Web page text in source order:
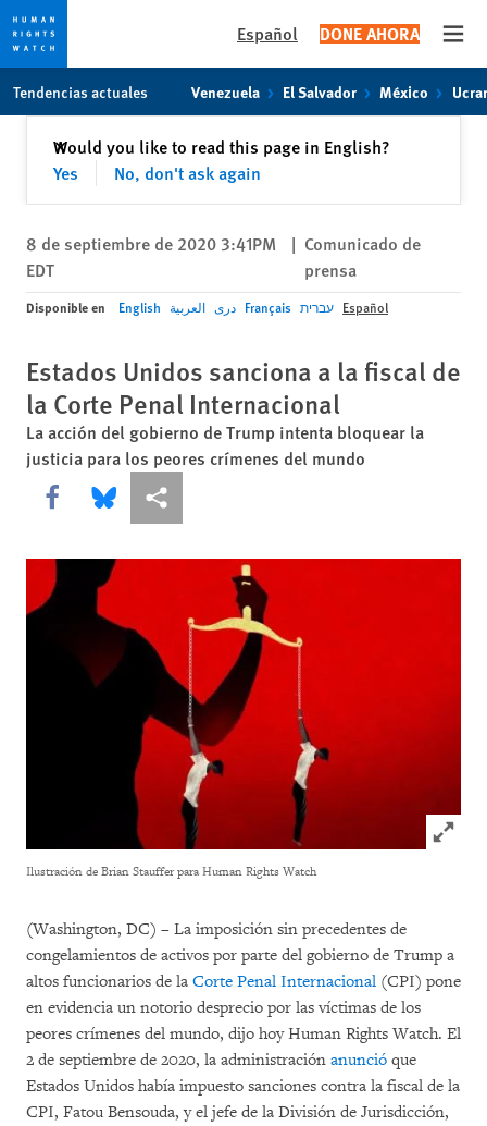
content
Español DONE AHORA
Tendencias actuales Venezuela El Salvador México
Would you like to read this page in English?
Yes
No, don't ask again
✕Cerrar
8 de septiembre de 2020 3:41PM
EDT
| Comunicado de
prensa
Disponible en English العربية دری Français עברית Español
Estados Unidos sanciona a la fiscal de
la Corte Penal Internacional
La acción del gobierno de Trump intenta bloquear la
justicia para los peores crímenes del mundo
Share this via Facebook
Share this via Bluesky
Share this via Compartir
Click
Ilustración de Brian Stauffer para Human Rights Watch
(Washington, DC) – La imposición sin precedentes de
congelamientos de activos por parte del gobierno de Trump a
altos funcionarios de la Corte Penal Internacional (CPI) pone
en evidencia un notorio desprecio por las víctimas de los
peores crímenes del mundo, dijo hoy Human Rights Watch. El
2 de septiembre de 2020, la administración anunció que
Estados Unidos había impuesto sanciones contra la fiscal de la
CPI, Fatou Bensouda, y el jefe de la División de Jurisdicción,